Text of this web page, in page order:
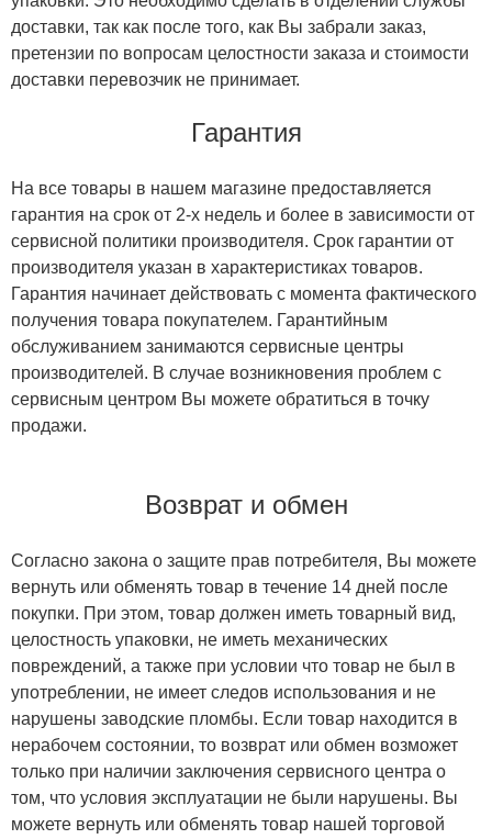
доставки, так как после того, как Вы забрали заказ,
претензии по вопросам целостности заказа и стоимости
доставки перевозчик не принимает.
Гарантия
На все товары в нашем магазине предоставляется
гарантия на срок от 2-х недель и более в зависимости от
сервисной политики производителя. Срок гарантии от
производителя указан в характеристиках товаров.
Гарантия начинает действовать с момента фактического
получения товара покупателем. Гарантийным
обслуживанием занимаются сервисные центры
производителей. В случае возникновения проблем с
сервисным центром Вы можете обратиться в точку
продажи.
Возврат и обмен
Согласно закона о защите прав потребителя, Вы можете
вернуть или обменять товар в течение 14 дней после
покупки. При этом, товар должен иметь товарный вид,
целостность упаковки, не иметь механических
повреждений, а также при условии что товар не был в
употреблении, не имеет следов использования и не
нарушены заводские пломбы. Если товар находится в
нерабочем состоянии, то возврат или обмен возможет
только при наличии заключения сервисного центра о
том, что условия эксплуатации не были нарушены. Вы
можете вернуть или обменять товар нашей торговой